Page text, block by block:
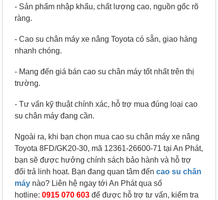
- Sản phẩm nhập khẩu, chất lượng cao, nguồn gốc rõ
ràng.
- Cao su chân máy xe nâng Toyota có sẵn, giao hàng
nhanh chóng.
- Mang đến giá bán cao su chân máy tốt nhất trên thị
trường.
- Tư vấn kỹ thuật chính xác, hỗ trợ mua đúng loại cao
su chân máy đang cần.
Ngoài ra, khi bạn chọn mua cao su chân máy xe nâng
Toyota 8FD/GK20-30, mã 12361-26600-71 tại An Phát,
bạn sẽ được hưởng chính sách bảo hành và hỗ trợ
đổi trả linh hoạt. Bạn đang quan tâm đếncao su chân
máy nào? Liên hệ ngay tới An Phát qua số
hotline:0915 070 603 để được hỗ trợ tư vấn, kiểm tra